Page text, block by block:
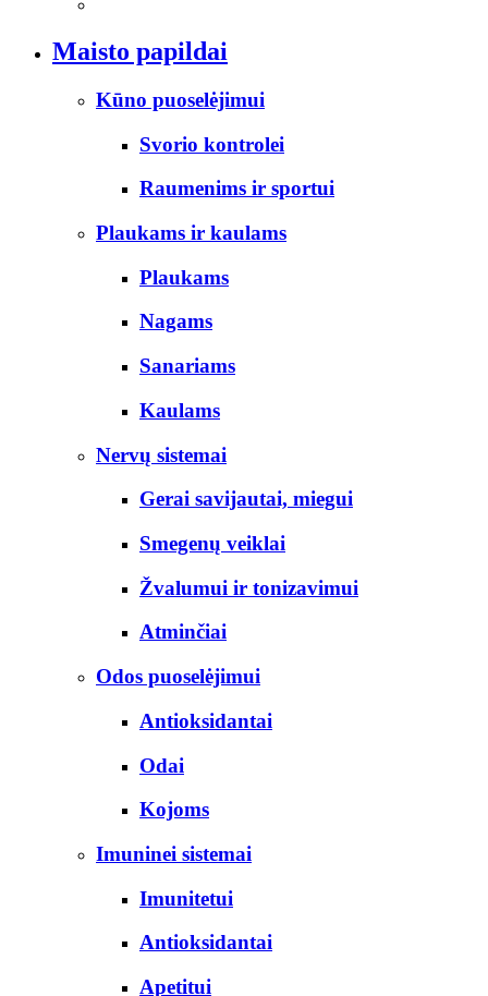
Maisto papildai
Kūno puoselėjimui
Svorio kontrolei
Raumenims ir sportui
Plaukams ir kaulams
Plaukams
Nagams
Sanariams
Kaulams
Nervų sistemai
Gerai savijautai, miegui
Smegenų veiklai
Žvalumui ir tonizavimui
Atminčiai
Odos puoselėjimui
Antioksidantai
Odai
Kojoms
Imuninei sistemai
Imunitetui
Antioksidantai
Apetitui